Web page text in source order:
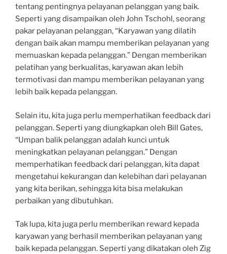
tentang pentingnya pelayanan pelanggan yang baik.
Seperti yang disampaikan oleh John Tschohl, seorang
pakar pelayanan pelanggan, “Karyawan yang dilatih
dengan baik akan mampu memberikan pelayanan yang
memuaskan kepada pelanggan.” Dengan memberikan
pelatihan yang berkualitas, karyawan akan lebih
termotivasi dan mampu memberikan pelayanan yang
lebih baik kepada pelanggan.
Selain itu, kita juga perlu memperhatikan feedback dari
pelanggan. Seperti yang diungkapkan oleh Bill Gates,
“Umpan balik pelanggan adalah kunci untuk
meningkatkan pelayanan pelanggan.” Dengan
memperhatikan feedback dari pelanggan, kita dapat
mengetahui kekurangan dan kelebihan dari pelayanan
yang kita berikan, sehingga kita bisa melakukan
perbaikan yang dibutuhkan.
Tak lupa, kita juga perlu memberikan reward kepada
karyawan yang berhasil memberikan pelayanan yang
baik kepada pelanggan. Seperti yang dikatakan oleh Zig